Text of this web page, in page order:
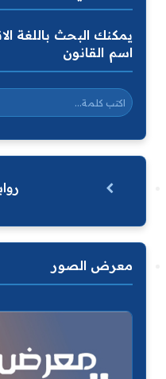
يمكنك البحث باللغة
اسم القانون
معرض الصور